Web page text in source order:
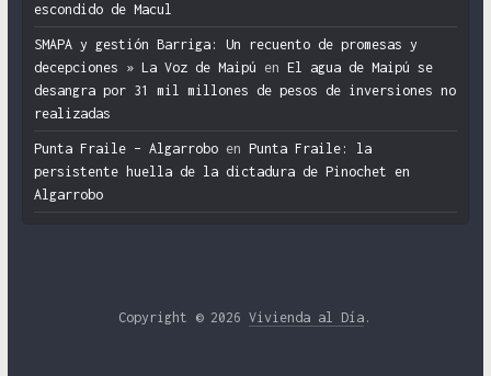
escondido de Macul
SMAPA y gestión Barriga: Un recuento de promesas y
decepciones » La Voz de Maipú en El agua de Maipú se
desangra por 31 mil millones de pesos de inversiones no
realizadas
Punta Fraile – Algarroboen Punta Fraile: la
persistente huella de la dictadura de Pinochet en
Algarrobo
Copyright © 2026Vivienda al Día .